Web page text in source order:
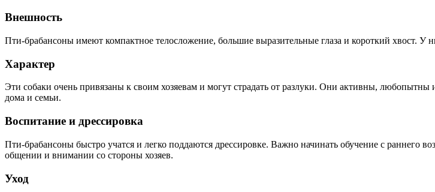
Внешность
Пти-брабансоны имеют компактное телосложение, большие выразительные глаза и короткий хвост. У
Характер
Эти собаки очень привязаны к своим хозяевам и могут страдать от разлуки. Они активны,
дома и семьи.
Воспитание и дрессировка
Пти-брабансоны быстро учатся и легко поддаются дрессировке. Важно начинать обучение с раннего
общении и внимании со стороны хозяев.
Уход